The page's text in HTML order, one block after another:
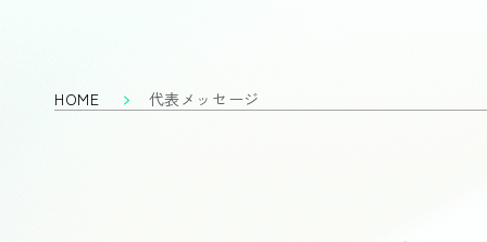
HOME 代表メッセージ